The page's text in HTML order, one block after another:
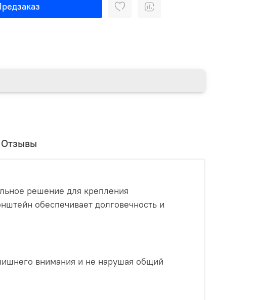
Отзывы
решение для крепления
обеспечивает долговечность и
внимания и не нарушая общий